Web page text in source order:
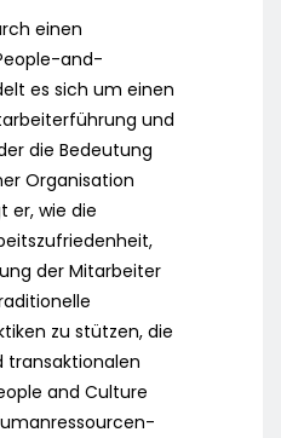
einen
and-
es sich um einen
und
die Bedeutung
Organisation
er, wie die
der Mitarbeiter
zu stützen, die
and Culture